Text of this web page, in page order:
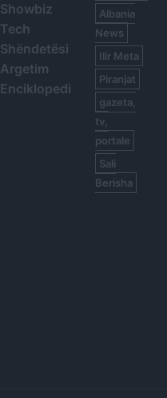
Showbiz
Tech
Shëndetësi
Argetim
Enciklopedi
Albania
News
Ilir Meta
Piranjat
gazeta,
tv,
portale
Sali
Berisha